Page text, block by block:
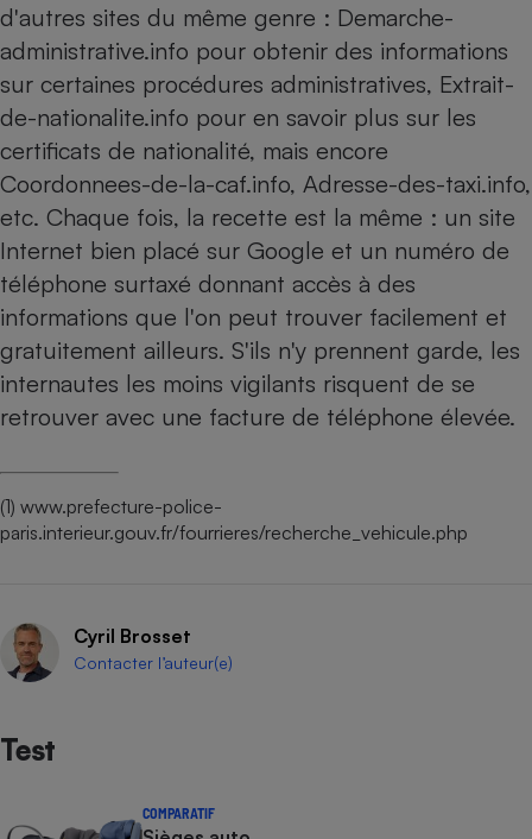
d'autres sites du même genre : Demarche-
administrative.info pour obtenir des informations
sur certaines procédures administratives, Extrait-
de-nationalite.info pour en savoir plus sur les
certificats de nationalité, mais encore
Coordonnees-de-la-caf.info, Adresse-des-taxi.info,
etc. Chaque fois, la recette est la même : un site
Internet bien placé sur Google et un numéro de
téléphone surtaxé donnant accès à des
informations que l'on peut trouver facilement et
gratuitement ailleurs. S'ils n'y prennent garde, les
internautes les moins vigilants risquent de se
retrouver avec une facture de téléphone élevée.
(1) www.prefecture-police-
paris.interieur.gouv.fr/fourrieres/recherche_vehicule.php
Cyril Brosset
Contacter l’auteur(e)
Test
COMPARATIF
Climatiseur -
Ventilateur
Cafetière à expressos
Antivirus